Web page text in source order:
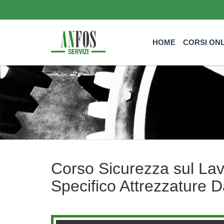
HOME CORSI
Corso Sicurezza sul
Specifico Attrezzature